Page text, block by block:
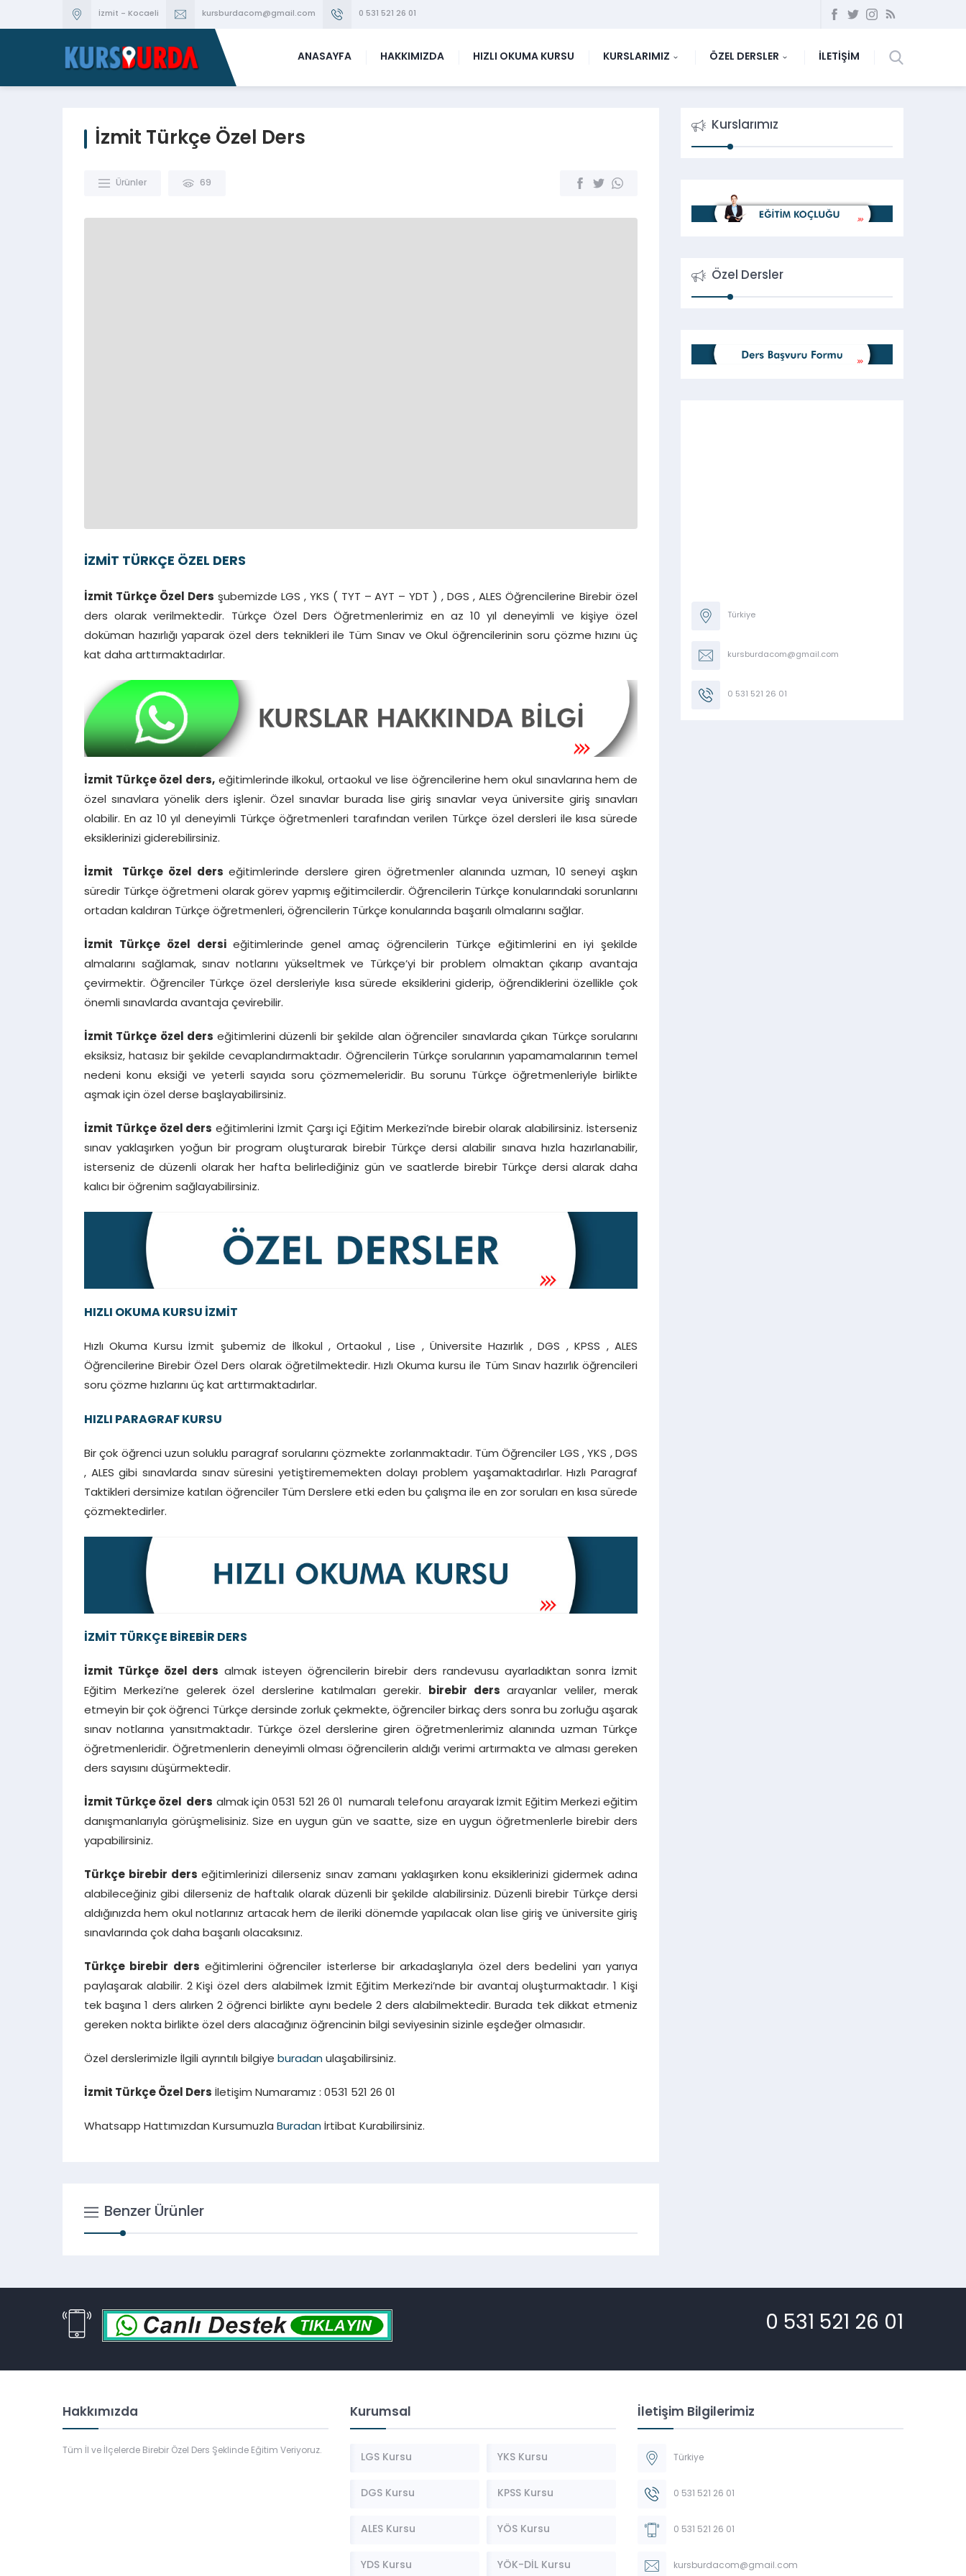
İzmit - Kocaeli kursburdacom@gmail.com 0 531 521 26 01
ANASAYFA HAKKIMIZDA HIZLI OKUMA KURSU KURSLARIMIZ ÖZEL DERSLER İLETİŞİM
İzmit Türkçe Özel Ders
Ürünler 69
İZMİT TÜRKÇE ÖZEL DERS
İzmit Türkçe Özel Ders şubemizde LGS , YKS ( TYT – AYT – YDT ) , DGS , ALES Öğrencilerine Birebir özel
ders olarak verilmektedir. Türkçe Özel Ders Öğretmenlerimiz en az 10 yıl deneyimli ve kişiye özel
doküman hazırlığı yaparak özel ders teknikleri ile Tüm Sınav ve Okul öğrencilerinin soru çözme hızını üç
kat daha arttırmaktadırlar.
İzmit Türkçe özel ders,eğitimlerinde ilkokul, ortaokul ve lise öğrencilerine hem okul sınavlarına hem de
özel sınavlara yönelik ders işlenir. Özel sınavlar burada lise giriş sınavlar veya üniversite giriş sınavları
olabilir. En az 10 yıl deneyimli Türkçe öğretmenleri tarafından verilen Türkçe özel dersleri ile kısa sürede
eksiklerinizi giderebilirsiniz.
İzmit Türkçe özel ders eğitimlerinde derslere giren öğretmenler alanında uzman, 10 seneyi aşkın
süredir Türkçe öğretmeni olarak görev yapmış eğitimcilerdir. Öğrencilerin Türkçe konularındaki sorunlarını
ortadan kaldıran Türkçe öğretmenleri, öğrencilerin Türkçe konularında başarılı olmalarını sağlar.
İzmit Türkçe özel dersieğitimlerinde genel amaç öğrencilerin Türkçe eğitimlerini en iyi şekilde
almalarını sağlamak, sınav notlarını yükseltmek ve Türkçe’yi bir problem olmaktan çıkarıp avantaja
çevirmektir. Öğrenciler Türkçe özel dersleriyle kısa sürede eksiklerini giderip, öğrendiklerini özellikle çok
önemli sınavlarda avantaja çevirebilir.
İzmit Türkçe özel ders eğitimlerini düzenli bir şekilde alan öğrenciler sınavlarda çıkan Türkçe sorularını
eksiksiz, hatasız bir şekilde cevaplandırmaktadır. Öğrencilerin Türkçe sorularının yapamamalarının temel
nedeni konu eksiği ve yeterli sayıda soru çözmemeleridir. Bu sorunu Türkçe öğretmenleriyle birlikte
aşmak için özel derse başlayabilirsiniz.
İzmit Türkçe özel ders eğitimlerini İzmit Çarşı içi Eğitim Merkezi’nde birebir olarak alabilirsiniz. İsterseniz
sınav yaklaşırken yoğun bir program oluşturarak birebir Türkçe dersi alabilir sınava hızla hazırlanabilir,
isterseniz de düzenli olarak her hafta belirlediğiniz gün ve saatlerde birebir Türkçe dersi alarak daha
kalıcı bir öğrenim sağlayabilirsiniz.
HIZLI OKUMA KURSU İZMİT
Hızlı Okuma Kursu İzmit şubemiz de İlkokul , Ortaokul , Lise , Üniversite Hazırlık , DGS , KPSS , ALES
Öğrencilerine Birebir Özel Ders olarak öğretilmektedir. Hızlı Okuma kursu ile Tüm Sınav hazırlık öğrencileri
soru çözme hızlarını üç kat arttırmaktadırlar.
HIZLI PARAGRAF KURSU
Bir çok öğrenci uzun soluklu paragraf sorularını çözmekte zorlanmaktadır. Tüm Öğrenciler LGS , YKS , DGS
, ALES gibi sınavlarda sınav süresini yetiştirememekten dolayı problem yaşamaktadırlar. Hızlı Paragraf
Taktikleri dersimize katılan öğrenciler Tüm Derslere etki eden bu çalışma ile en zor soruları en kısa sürede
çözmektedirler.
İZMİT TÜRKÇE BİREBİR DERS
İzmit Türkçe özel ders almak isteyen öğrencilerin birebir ders randevusu ayarladıktan sonra İzmit
Eğitim Merkezi’ne gelerek özel derslerine katılmaları gerekir.
birebir ders arayanlar veliler, merak
etmeyin bir çok öğrenci Türkçe dersinde zorluk çekmekte, öğrenciler birkaç ders sonra bu zorluğu aşarak
sınav notlarına yansıtmaktadır. Türkçe özel derslerine giren öğretmenlerimiz alanında uzman Türkçe
öğretmenleridir. Öğretmenlerin deneyimli olması öğrencilerin aldığı verimi artırmakta ve alması gereken
ders sayısını düşürmektedir.
İzmit Türkçe özel ders almak için 0531 521 26 01 numaralı telefonu arayarak İzmit Eğitim Merkezi eğitim
danışmanlarıyla görüşmelisiniz. Size en uygun gün ve saatte, size en uygun öğretmenlerle birebir ders
yapabilirsiniz.
Türkçe birebir ders eğitimlerinizi dilerseniz sınav zamanı yaklaşırken konu eksiklerinizi gidermek adına
alabileceğiniz gibi dilerseniz de haftalık olarak düzenli bir şekilde alabilirsiniz. Düzenli birebir Türkçe dersi
aldığınızda hem okul notlarınız artacak hem de ileriki dönemde yapılacak olan lise giriş ve üniversite giriş
sınavlarında çok daha başarılı olacaksınız.
Türkçe birebir ders eğitimlerini öğrenciler isterlerse bir arkadaşlarıyla özel ders bedelini yarı yarıya
paylaşarak alabilir. 2 Kişi özel ders alabilmek İzmit Eğitim Merkezi’nde bir avantaj oluşturmaktadır. 1 Kişi
tek başına 1 ders alırken 2 öğrenci birlikte aynı bedele 2 ders alabilmektedir. Burada tek dikkat etmeniz
gereken nokta birlikte özel ders alacağınız öğrencinin bilgi seviyesinin sizinle eşdeğer olmasıdır.
Özel derslerimizle İlgili ayrıntılı bilgiye buradan ulaşabilirsiniz.
İzmit Türkçe Özel Ders İletişim Numaramız : 0531 521 26 01
Whatsapp Hattımızdan Kursumuzla Buradan İrtibat Kurabilirsiniz.
Benzer Ürünler
Kurslarımız
Özel Dersler
Türkiye
kursburdacom@gmail.com
0 531 521 26 01
0 531 521 26 01
Hakkımızda
Tüm İl ve İlçelerde Birebir Özel Ders Şeklinde Eğitim Veriyoruz.
Kurumsal
LGS Kursu YKS Kursu
DGS Kursu KPSS Kursu
ALES Kursu YÖS Kursu
YDS Kursu YÖK-DİL Kursu
İletişim Bilgilerimiz
Türkiye
0 531 521 26 01
0 531 521 26 01
kursburdacom@gmail.com